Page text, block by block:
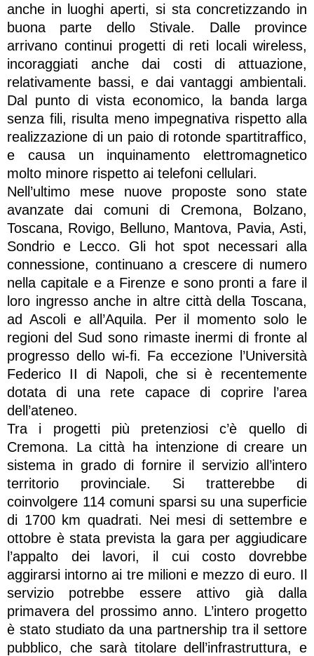
anche in luoghi aperti, si sta concretizzando in
buona parte dello Stivale. Dalle province
arrivano continui progetti di reti locali wireless,
incoraggiati anche dai costi di attuazione,
relativamente bassi, e dai vantaggi ambientali.
Dal punto di vista economico, la banda larga
senza fili, risulta meno impegnativa rispetto alla
realizzazione di un paio di rotonde spartitraffico,
e causa un inquinamento elettromagnetico
molto minore rispetto ai telefoni cellulari.
Nell’ultimo mese nuove proposte sono state
avanzate dai comuni di Cremona, Bolzano,
Toscana, Rovigo, Belluno, Mantova, Pavia, Asti,
Sondrio e Lecco. Gli hot spot necessari alla
connessione, continuano a crescere di numero
nella capitale e a Firenze e sono pronti a fare il
loro ingresso anche in altre città della Toscana,
ad Ascoli e all’Aquila. Per il momento solo le
regioni del Sud sono rimaste inermi di fronte al
progresso dello wi-fi. Fa eccezione l’Università
Federico II di Napoli, che si è recentemente
dotata di una rete capace di coprire l’area
dell’ateneo.
Tra i progetti più pretenziosi c’è quello di
Cremona. La città ha intenzione di creare un
sistema in grado di fornire il servizio all’intero
territorio provinciale. Si tratterebbe di
coinvolgere 114 comuni sparsi su una superficie
di 1700 km quadrati. Nei mesi di settembre e
ottobre è stata prevista la gara per aggiudicare
l’appalto dei lavori, il cui costo dovrebbe
aggirarsi intorno ai tre milioni e mezzo di euro. Il
servizio potrebbe essere attivo già dalla
primavera del prossimo anno. L’intero progetto
è stato studiato da una partnership tra il settore
pubblico, che sarà titolare dell’infrastruttura, e